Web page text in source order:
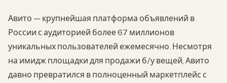
Авито — крупнейшая платформа объявлений в
России с аудиторией более 67 миллионов
уникальных пользователей ежемесячно. Несмотря
на имидж площадки для продажи б/у вещей, Авито
давно превратился в полноценный маркетплейс с